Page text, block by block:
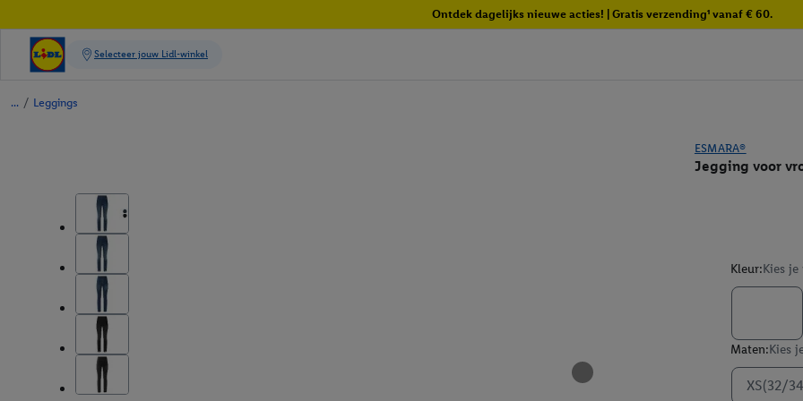
Ontdek dagelijks nieuwe acties! | Gratis verzending¹ vanaf € 60.
/ Leggings
ESMARA®
Jegging voor
Kleur:Kies
Maten:Kies
XS(32/